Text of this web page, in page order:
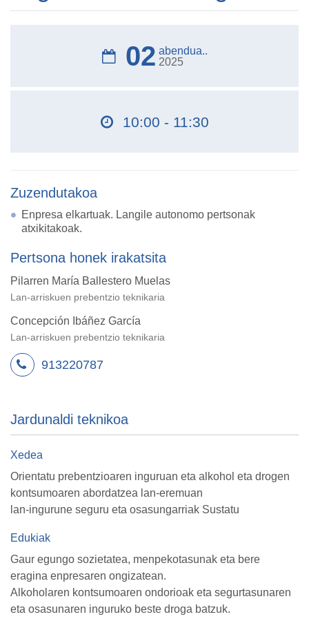
02 abendua..
2025
10:00 - 11:30
Zuzendutakoa
Enpresa elkartuak. Langile autonomo pertsonak
atxikitakoak.
Pertsona honek irakatsita
Pilarren María Ballestero Muelas
Lan-arriskuen prebentzio teknikaria
Concepción Ibáñez García
Lan-arriskuen prebentzio teknikaria
913220787
Jardunaldi teknikoa
Xedea
Orientatu prebentzioaren inguruan eta alkohol eta drogen
kontsumoaren abordatzea lan-eremuan
lan-ingurune seguru eta osasungarriak Sustatu
Edukiak
Gaur egungo sozietatea, menpekotasunak eta bere
eragina enpresaren ongizatean.
Alkoholaren kontsumoaren ondorioak eta segurtasunaren
eta osasunaren inguruko beste droga batzuk.